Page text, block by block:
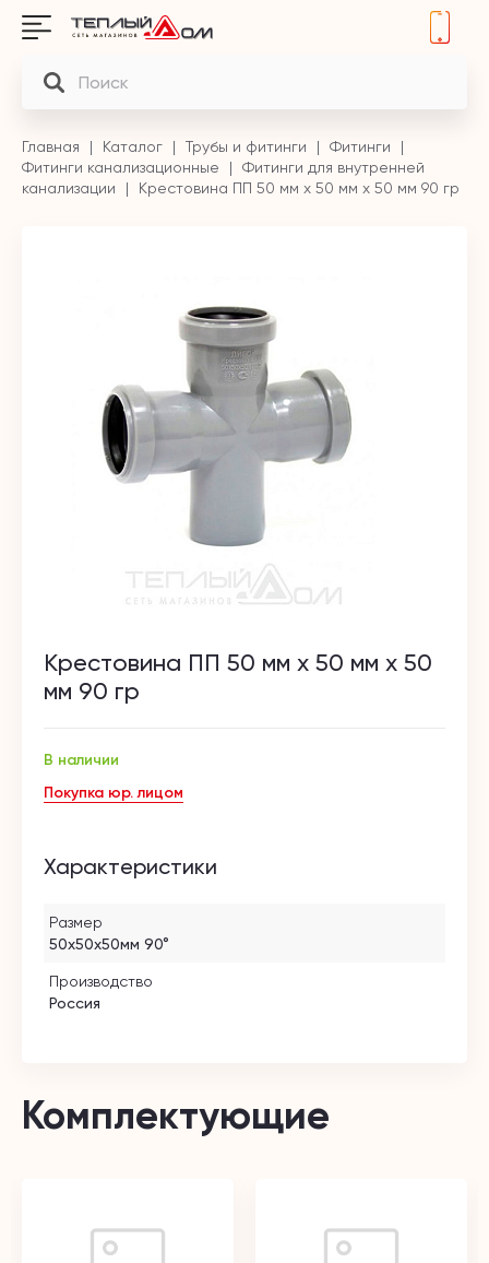
Главная Каталог Трубы и фитинги
Фитинги
Фитинги канализационные
Фитинги для внутренней
канализации
Крестовина ПП 50 мм х 50 мм х 50 мм 90 гр
Крестовина ПП 50 мм х 50 мм х 50
мм 90 гр
В наличии
Покупка юр. лицом
Характеристики
Размер
50х50х50мм 90°
Производство
Россия
Комплектующие